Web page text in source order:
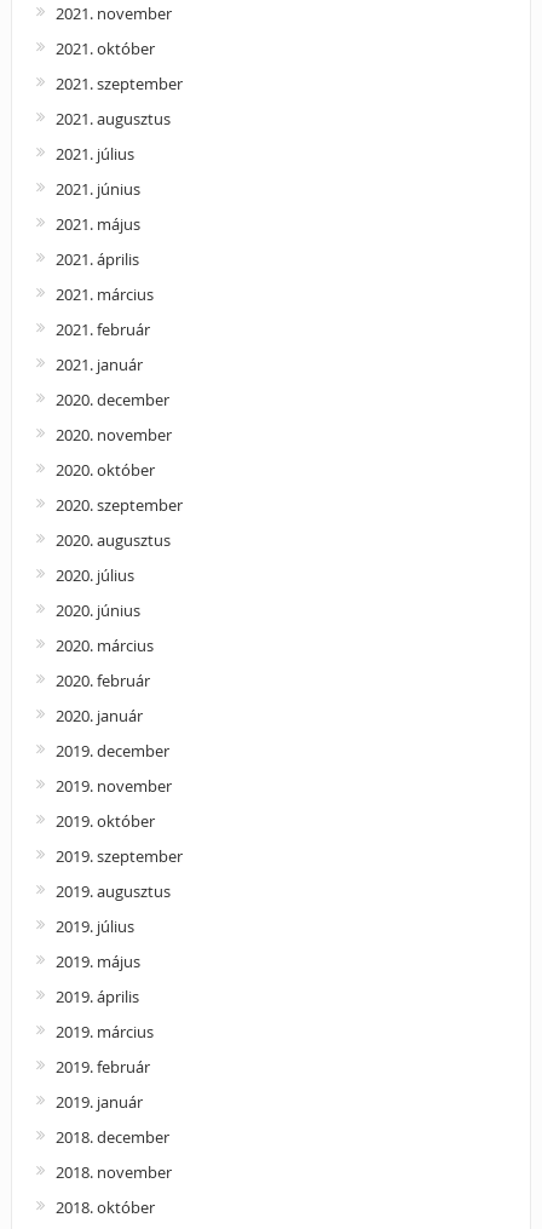
2021. november
2021. október
2021. szeptember
2021. augusztus
2021. július
2021. június
2021. május
2021. április
2021. március
2021. február
2021. január
2020. december
2020. november
2020. október
2020. szeptember
2020. augusztus
2020. július
2020. június
2020. március
2020. február
2020. január
2019. december
2019. november
2019. október
2019. szeptember
2019. augusztus
2019. július
2019. május
2019. április
2019. március
2019. február
2019. január
2018. december
2018. november
2018. október